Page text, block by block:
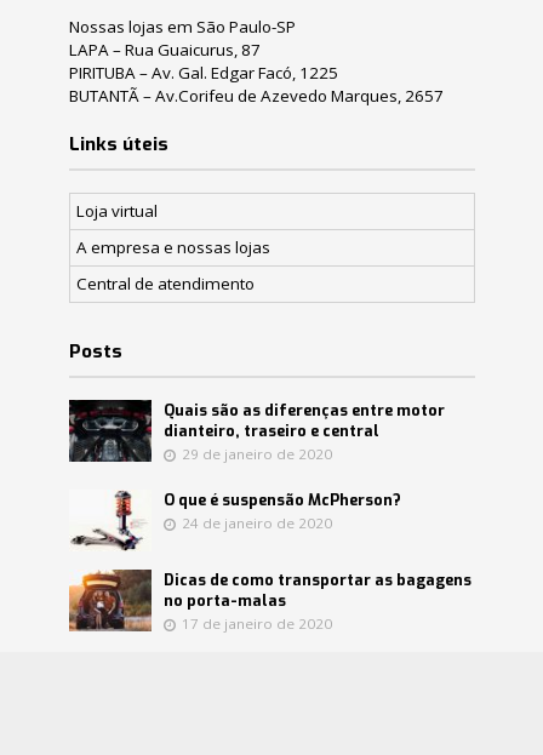
Nossas lojas em São Paulo-SP
LAPA – Rua Guaicurus, 87
PIRITUBA – Av. Gal. Edgar Facó, 1225
BUTANTÃ – Av.Corifeu de Azevedo Marques, 2657
Links úteis
Loja virtual
A empresa e nossas lojas
Central de atendimento
Posts
Quais são as diferenças entre motor
dianteiro, traseiro e central
29 de janeiro de 2020
O que é suspensão McPherson?
24 de janeiro de 2020
Dicas de como transportar as bagagens
no porta-malas
17 de janeiro de 2020